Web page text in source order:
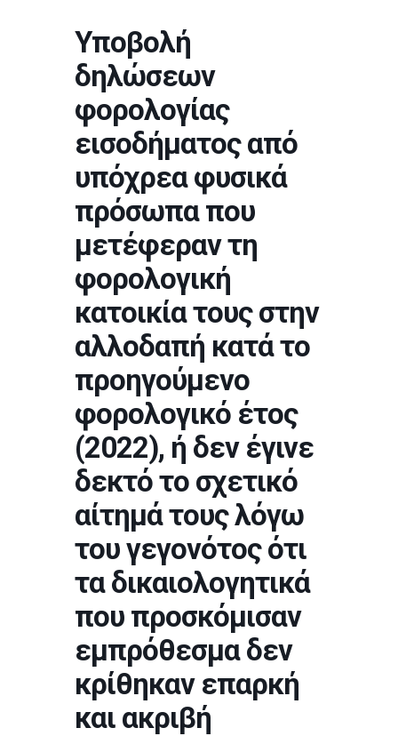
Υποβολή
δηλώσεων
φορολογίας
εισοδήματος από
υπόχρεα φυσικά
πρόσωπα που
μετέφεραν τη
φορολογική
κατοικία τους στην
αλλοδαπή κατά το
προηγούμενο
φορολογικό έτος
(2022), ή δεν έγινε
δεκτό το σχετικό
αίτημά τους λόγω
του γεγονότος ότι
τα δικαιολογητικά
που προσκόμισαν
εμπρόθεσμα δεν
κρίθηκαν επαρκή
και ακριβή